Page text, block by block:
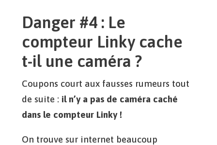
Danger #4 : Le
compteur Linky cache
t-il une caméra ?
Coupons court aux fausses rumeurs tout
de suite : il n’y a pas de caméra caché
dans le compteur Linky !
On trouve sur internet beaucoup